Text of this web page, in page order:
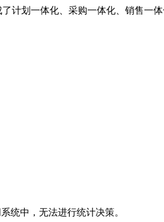
划一体化、采购一体化、销售一
统中，无法进行统计决策。